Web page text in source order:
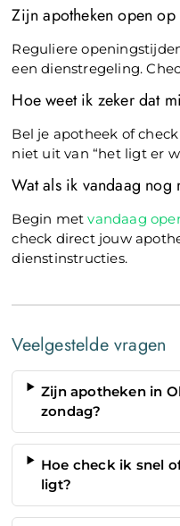
Zijn apotheken open op
Reguliere
een dienstregeling.
Hoe weet ik zeker dat
Bel je apotheek of
niet uit van “het ligt er
Wat als ik vandaag
Begin metvandaag
check direct jouw
dienstinstructies.
Veelgestelde vragen
Zijn apotheken in
zondag?
Hoe check ik snel
ligt?